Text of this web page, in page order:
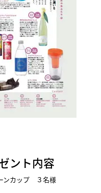
ント内容
ンカップ ３名様